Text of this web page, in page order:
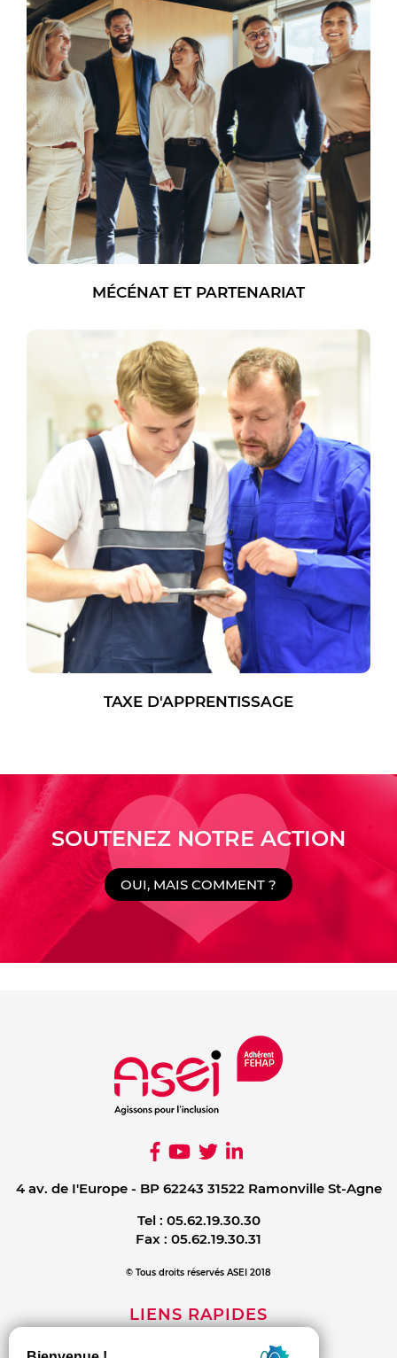
MÉCÉNAT ET PARTENARIAT
TAXE D'APPRENTISSAGE
SOUTENEZ NOTRE ACTION
OUI, MAIS COMMENT ?
4 av. de I'Europe - BP 62243 31522 Ramonville St-Agne
Tel : 05.62.19.30.30
Fax : 05.62.19.30.31
© Tous droits réservés ASEI 2018
LIENS RAPIDES